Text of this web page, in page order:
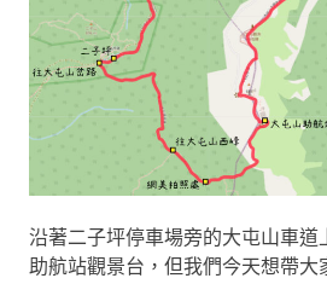
沿著二子坪停車場旁的大屯山車道
助航站觀景台，但我們今天想帶大